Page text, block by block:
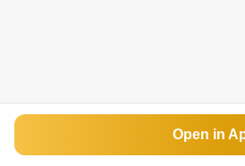
Open in